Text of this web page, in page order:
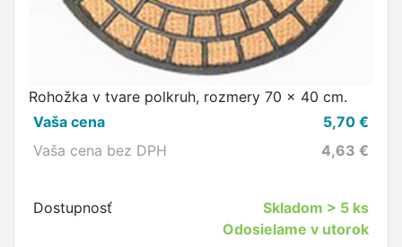
Rohožka v tvare polkruh, rozmery 70 x 40 cm.
Vaša cena
5,70 €
Vaša cena bez DPH
4,63 €
Dostupnosť Skladom > 5 ks
Odosielame v utorok